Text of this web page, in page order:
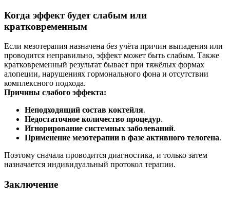
Когда эффект будет слабым или
кратковременным
Если мезотерапия назначена без учёта причин выпадения или
проводится неправильно, эффект может быть слабым. Также
кратковременный результат бывает при тяжёлых формах
алопеции, нарушениях гормонального фона и отсутствии
комплексного подхода.
Причины слабого эффекта:
Неподходящий состав коктейля.
Недостаточное количество процедур.
Игнорирование системных заболеваний.
Применение мезотерапии в фазе активного телогена.
Поэтому сначала проводится диагностика, и только затем
назначается индивидуальный протокол терапии.
Заключение